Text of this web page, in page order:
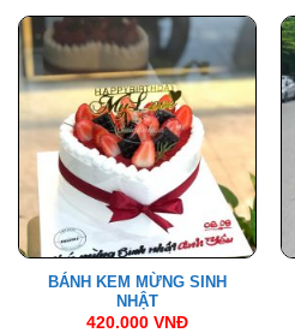
BÁNH KEM MỪNG SINH
NHẬT
420.000 VNĐ